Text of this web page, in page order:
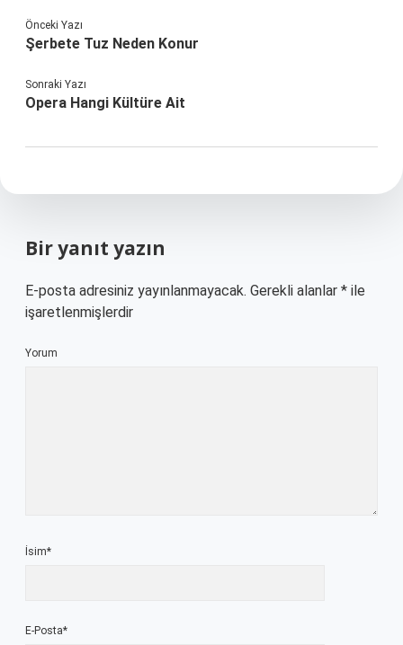
Önceki Yazı
Şerbete Tuz Neden Konur
Sonraki Yazı
Opera Hangi Kültüre Ait
Bir yanıt yazın
E-posta adresiniz yayınlanmayacak. Gerekli alanlar * ile
işaretlenmişlerdir
Yorum
İsim*
E-Posta*